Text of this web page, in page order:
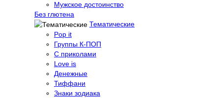
Мужское достоинство
Без глютена
Тематические
Pop it
Группы К-ПОП
С приколами
Love is
Денежные
Тиффани
Знаки зодиака